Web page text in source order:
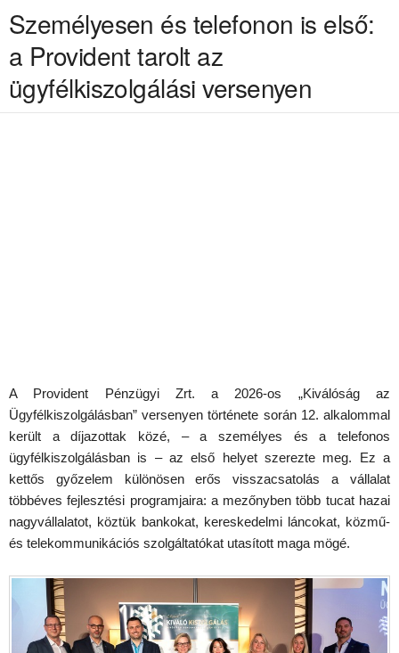
Személyesen és telefonon is első:
a Provident tarolt az
ügyfélkiszolgálási versenyen
A Provident Pénzügyi Zrt. a 2026-os „Kiválóság az
Ügyfélkiszolgálásban” versenyen története során 12. alkalommal
került a díjazottak közé, – a személyes és a telefonos
ügyfélkiszolgálásban is – az első helyet szerezte meg. Ez a
kettős győzelem különösen erős visszacsatolás a vállalat
többéves fejlesztési programjaira: a mezőnyben több tucat hazai
nagyvállalatot, köztük bankokat, kereskedelmi láncokat, közmű-
és telekommunikációs szolgáltatókat utasított maga mögé.